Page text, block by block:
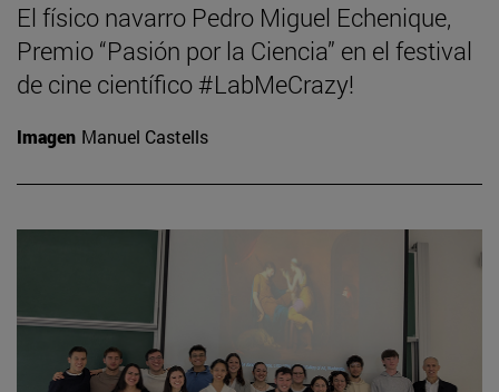
El físico navarro Pedro Miguel Echenique,
Premio “Pasión por la Ciencia” en el festival
de cine científico #LabMeCrazy!
Imagen Manuel Castells